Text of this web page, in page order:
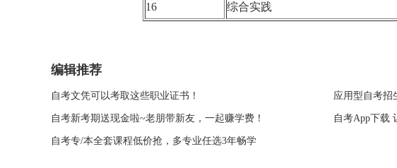
16 综合实践
编辑推荐
自考文凭可以考取这些职业证书！ 应用型自考招
自考新考期送现金啦~老朋带新友，一起赚学费！ 自考App下载
自考专/本全套课程低价抢，多专业任选3年畅学